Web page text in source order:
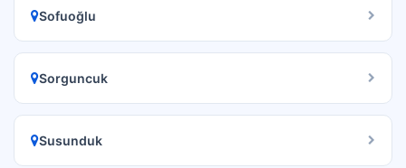
Sofuoğlu
Sorguncuk
Susunduk